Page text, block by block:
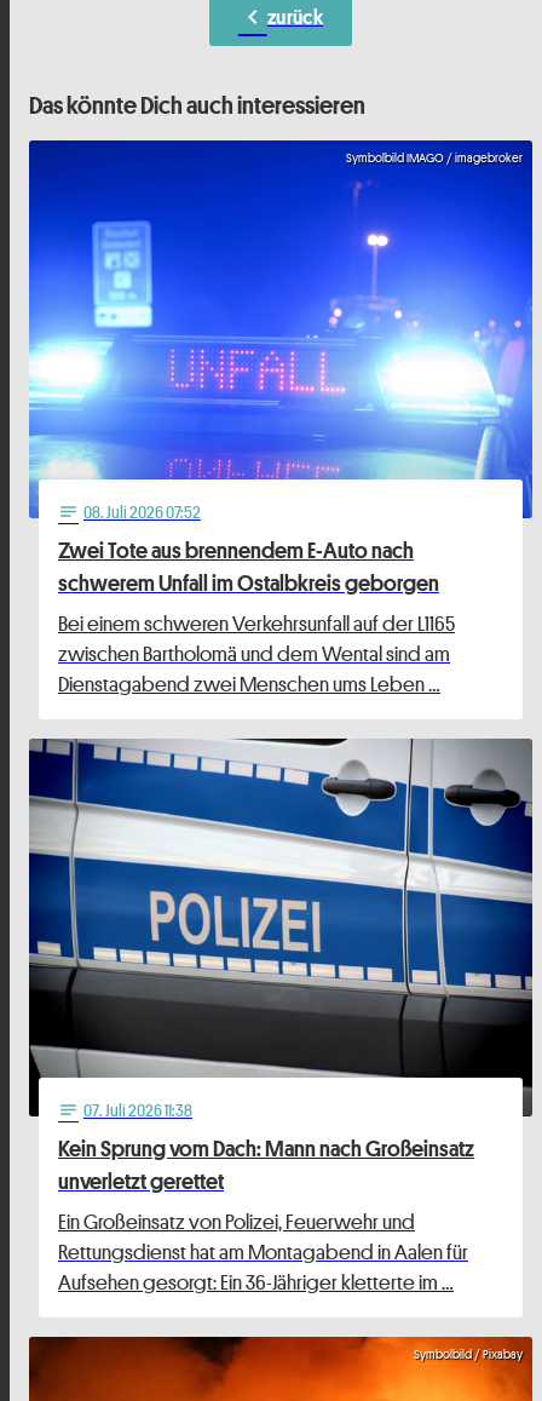
chevron_left zurück
Das könnte Dich auch interessieren
Symbolbild IMAGO / imagebroker
notes 08. Juli 2026 07:52
Zwei Tote aus brennendem E-Auto nach
schwerem Unfall im Ostalbkreis geborgen
Bei einem schweren Verkehrsunfall auf der L1165
zwischen Bartholomä und dem Wental sind am
Dienstagabend zwei Menschen ums Leben …
notes 07. Juli 2026 11:38
Kein Sprung vom Dach: Mann nach Großeinsatz
unverletzt gerettet
Ein Großeinsatz von Polizei, Feuerwehr und
Rettungsdienst hat am Montagabend in Aalen für
Aufsehen gesorgt: Ein 36-Jähriger kletterte im …
Symbolbild / Pixabay